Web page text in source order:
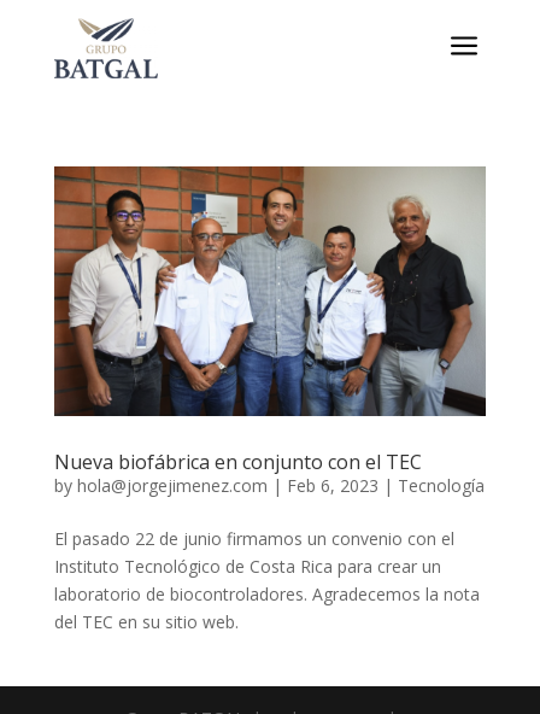
a
Nueva biofábrica en conjunto con el TEC
by hola@jorgejimenez.com | Feb 6, 2023 | Tecnología
El pasado 22 de junio firmamos un convenio con el
Instituto Tecnológico de Costa Rica para crear un
laboratorio de biocontroladores. Agradecemos la nota
del TEC en su sitio web.